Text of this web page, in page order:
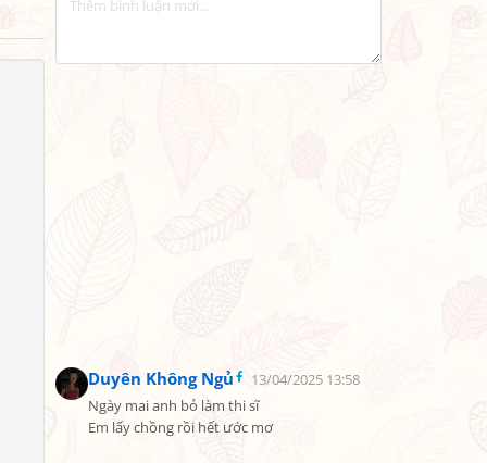
Duyên Không Ngủ
13/04/2025 13:58
Ngày mai anh bỏ làm thi sĩ
Em lấy chồng rồi hết ước mơ